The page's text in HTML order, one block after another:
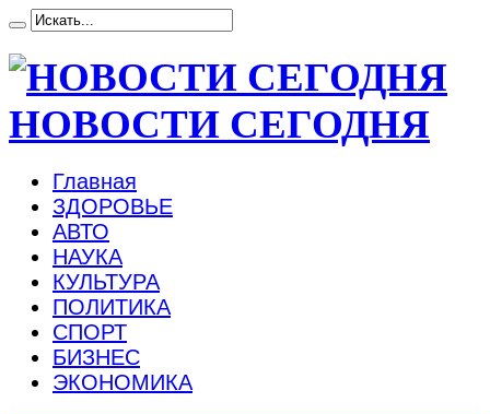
НОВОСТИ СЕГОДНЯ
Главная
ЗДОРОВЬЕ
АВТО
НАУКА
КУЛЬТУРА
ПОЛИТИКА
СПОРТ
БИЗНЕС
ЭКОНОМИКА